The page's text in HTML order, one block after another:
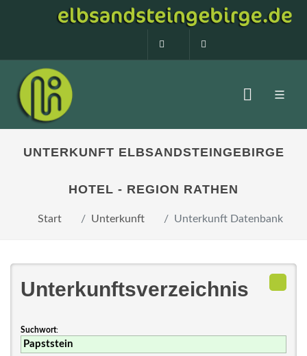
0160 99873408
UNTERKUNFT ELBSANDSTEINGEBIRGE
HOTEL - REGION RATHEN
Start Unterkunft Unterkunft Datenbank
Unterkunftsverzeichnis
Suchwort: